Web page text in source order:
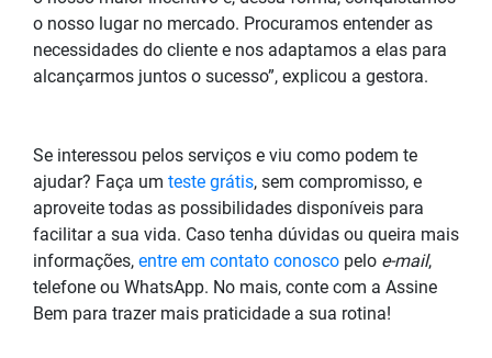
o nosso lugar no mercado. Procuramos entender as
necessidades do cliente e nos adaptamos a elas para
alcançarmos juntos o sucesso”, explicou a gestora.
Se interessou pelos serviços e viu como podem te
ajudar? Faça um teste grátis, sem compromisso, e
aproveite todas as possibilidades disponíveis para
facilitar a sua vida. Caso tenha dúvidas ou queira mais
informações, entre em contato conosco pelo e-mail,
telefone ou WhatsApp. No mais, conte com a Assine
Bem para trazer mais praticidade a sua rotina!